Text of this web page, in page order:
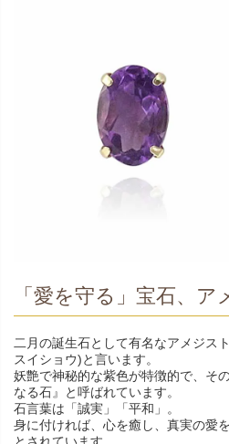
「愛を守る」宝石、ア
二月の誕生石として有名なアメジス
スイショウ)と言います。
妖艶で神秘的な紫色が特徴的で、そ
なる石』と呼ばれています。
石言葉は「誠実」「平和」。
身に付ければ、心を癒し、真実の愛